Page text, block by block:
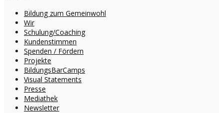
Bildung zum Gemeinwohl
Wir
Schulung/Coaching
Kundenstimmen
Spenden / Fördern
Projekte
BildungsBarCamps
Visual Statements
Presse
Mediathek
Newsletter